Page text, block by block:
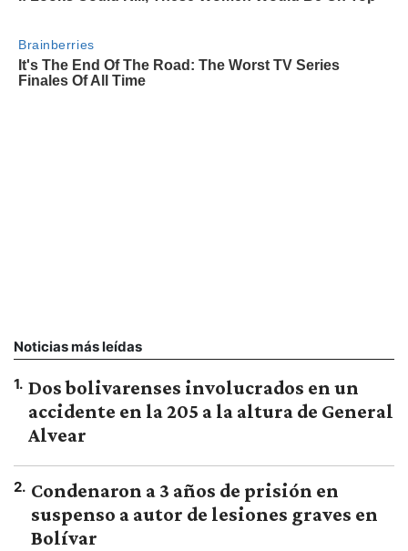
Noticias más leídas
1. Dos bolivarenses involucrados en un
accidente en la 205 a la altura de General
Alvear
2. Condenaron a 3 años de prisión en
suspenso a autor de lesiones graves en
Bolívar